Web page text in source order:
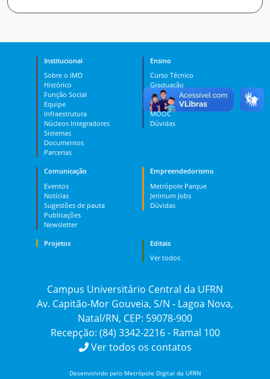
Institucional
Sobre o IMD
Histórico
Função Social
Equipe
Infraestrutura
Núcleos Integradores
Sistemas
Documentos
Parcerias
Ensino
Curso Técnico
Graduação
Pós-graduação
PES
MOOC
Dúvidas
Comunicação
Eventos
Notícias
Sugestões de pauta
Publicações
Newsletter
Empreendedorismo
Metrópole Parque
Jerimum Jobs
Dúvidas
Projetos
Editais
Ver todos
Campus Universitário Central da UFRN
Av. Capitão-Mor Gouveia, S/N - Lagoa Nova,
Natal/RN, CEP: 59078-900
Recepção: (84) 3342-2216 - Ramal 100
Ver todos os contatos
Desenvolvido pelo Metrópole Digital da UFRN